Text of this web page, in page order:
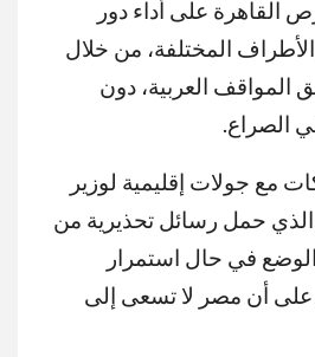
القاهرة على أداء دور
المختلفة، من خلال
المواقف العربية، دون
الصراع.
مع جولات إقليمية لوزير
حمل رسائل تحذيرية من
الوضع في حال استمرار
على أن مصر لا تسعى إلى